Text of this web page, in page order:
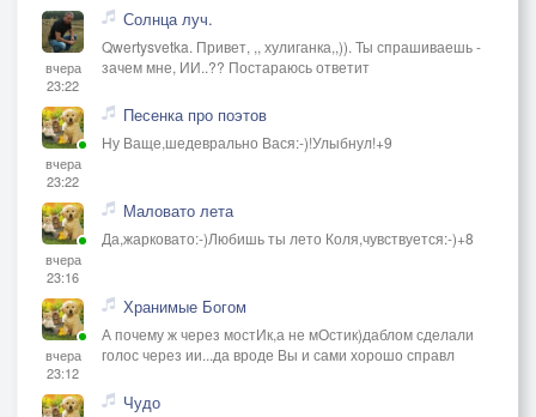
вчера
23:22
Солнца луч.
Qwertysvetka. Привет, ,, хулиганка,,)). Ты спрашиваешь -
зачем мне, ИИ..?? Постараюсь ответит
вчера
23:22
Песенка про поэтов
Ну Ваще,шедеврально Вася:-)!Улыбнул!+9
вчера
23:16
Маловато лета
Да,жарковато:-)Любишь ты лето Коля,чувствуется:-)+8
вчера
23:12
Хранимые Богом
А почему ж через мостИк,а не мОстик)даблом сделали
голос через ии...да вроде Вы и сами хорошо справл
Чудо